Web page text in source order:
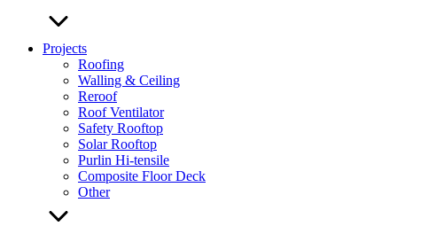
Projects
Roofing
Walling & Ceiling
Reroof
Roof Ventilator
Safety Rooftop
Solar Rooftop
Purlin Hi-tensile
Composite Floor Deck
Other